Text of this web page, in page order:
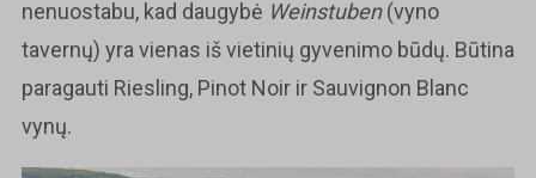
nenuostabu, kad daugybė Weinstuben(vyno
tavernų) yra vienas iš vietinių gyvenimo būdų. Būtina
paragauti Riesling, Pinot Noir ir Sauvignon Blanc
vynų.